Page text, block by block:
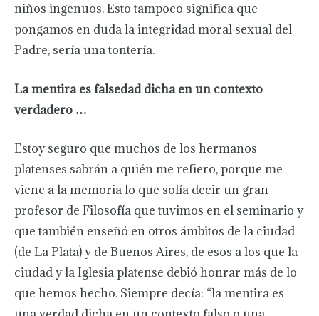
niños ingenuos. Esto tampoco significa que
pongamos en duda la integridad moral sexual del
Padre, sería una tontería.
La mentira es falsedad dicha en un contexto
verdadero …
Estoy seguro que muchos de los hermanos
platenses sabrán a quién me refiero, porque me
viene a la memoria lo que solía decir un gran
profesor de Filosofía que tuvimos en el seminario y
que también enseñó en otros ámbitos de la ciudad
(de La Plata) y de Buenos Aires, de esos a los que la
ciudad y la Iglesia platense debió honrar más de lo
que hemos hecho. Siempre decía: “la mentira es